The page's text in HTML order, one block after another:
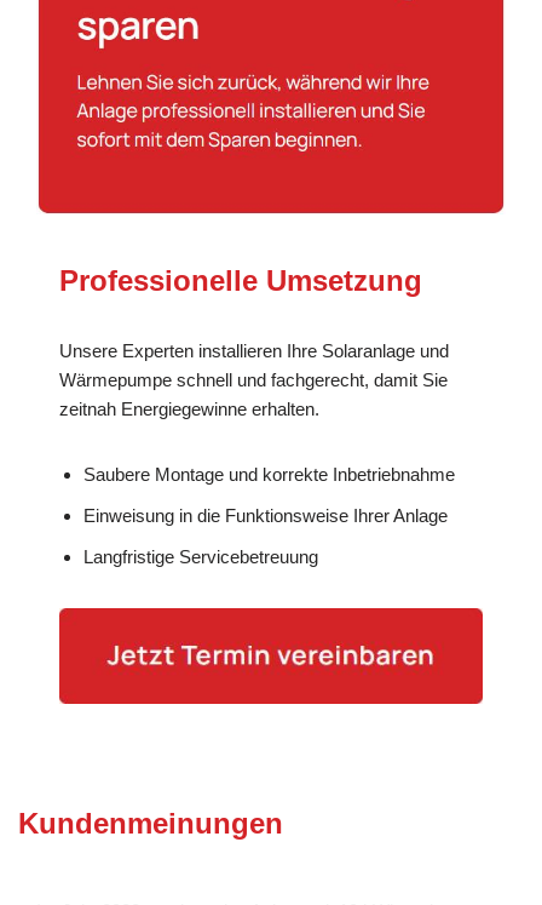
Professionelle Umsetzung
Unsere Experten installieren Ihre Solaranlage und
Wärmepumpe schnell und fachgerecht, damit Sie
zeitnah Energiegewinne erhalten.
Saubere Montage und korrekte Inbetriebnahme
Einweisung in die Funktionsweise Ihrer Anlage
Langfristige Servicebetreuung
Kundenmeinungen